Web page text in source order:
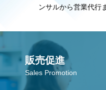
ンサルから営業代行
販売促進
Sales Promotion